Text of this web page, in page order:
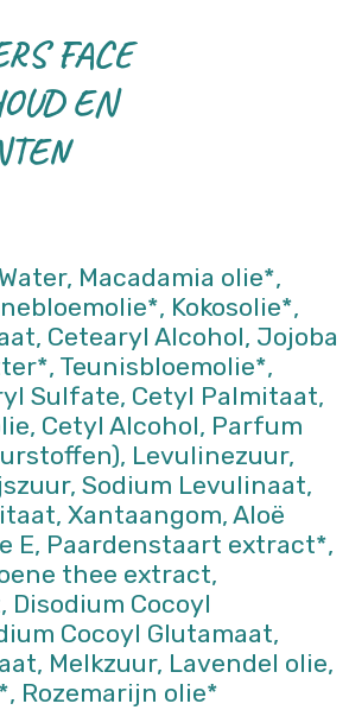
FACE
EN
Macadamia olie*,
Kokosolie*,
Cetearyl Alcohol, Jojoba
Teunisbloemolie*,
Sulfate, Cetyl Palmitaat,
Cetyl Alcohol, Parfum
Levulinezuur,
Sodium Levulinaat,
Xantaangom, Aloë
E, Paardenstaart extract*,
thee extract,
Disodium Cocoyl
Cocoyl Glutamaat,
Melkzuur, Lavendel olie,
Rozemarijn olie*